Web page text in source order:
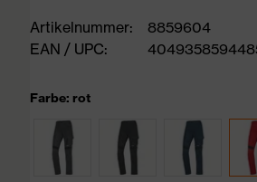
Artikelnummer:
8859604
EAN / UPC:
Farbe: rot